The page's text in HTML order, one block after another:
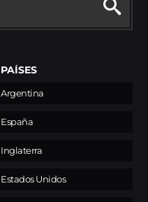
PAÍSES
Argentina
España
Inglaterra
Estados Unidos